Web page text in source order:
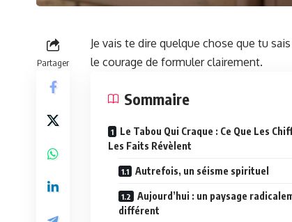
Partager
Je vais te dire quelque chose que tu
le courage de formuler clairement.
Sommaire
Le Tabou Qui Craque : Ce Que Les
Les Faits Révèlent
Autrefois, un séisme spirituel
Aujourd’hui : un paysage
différent